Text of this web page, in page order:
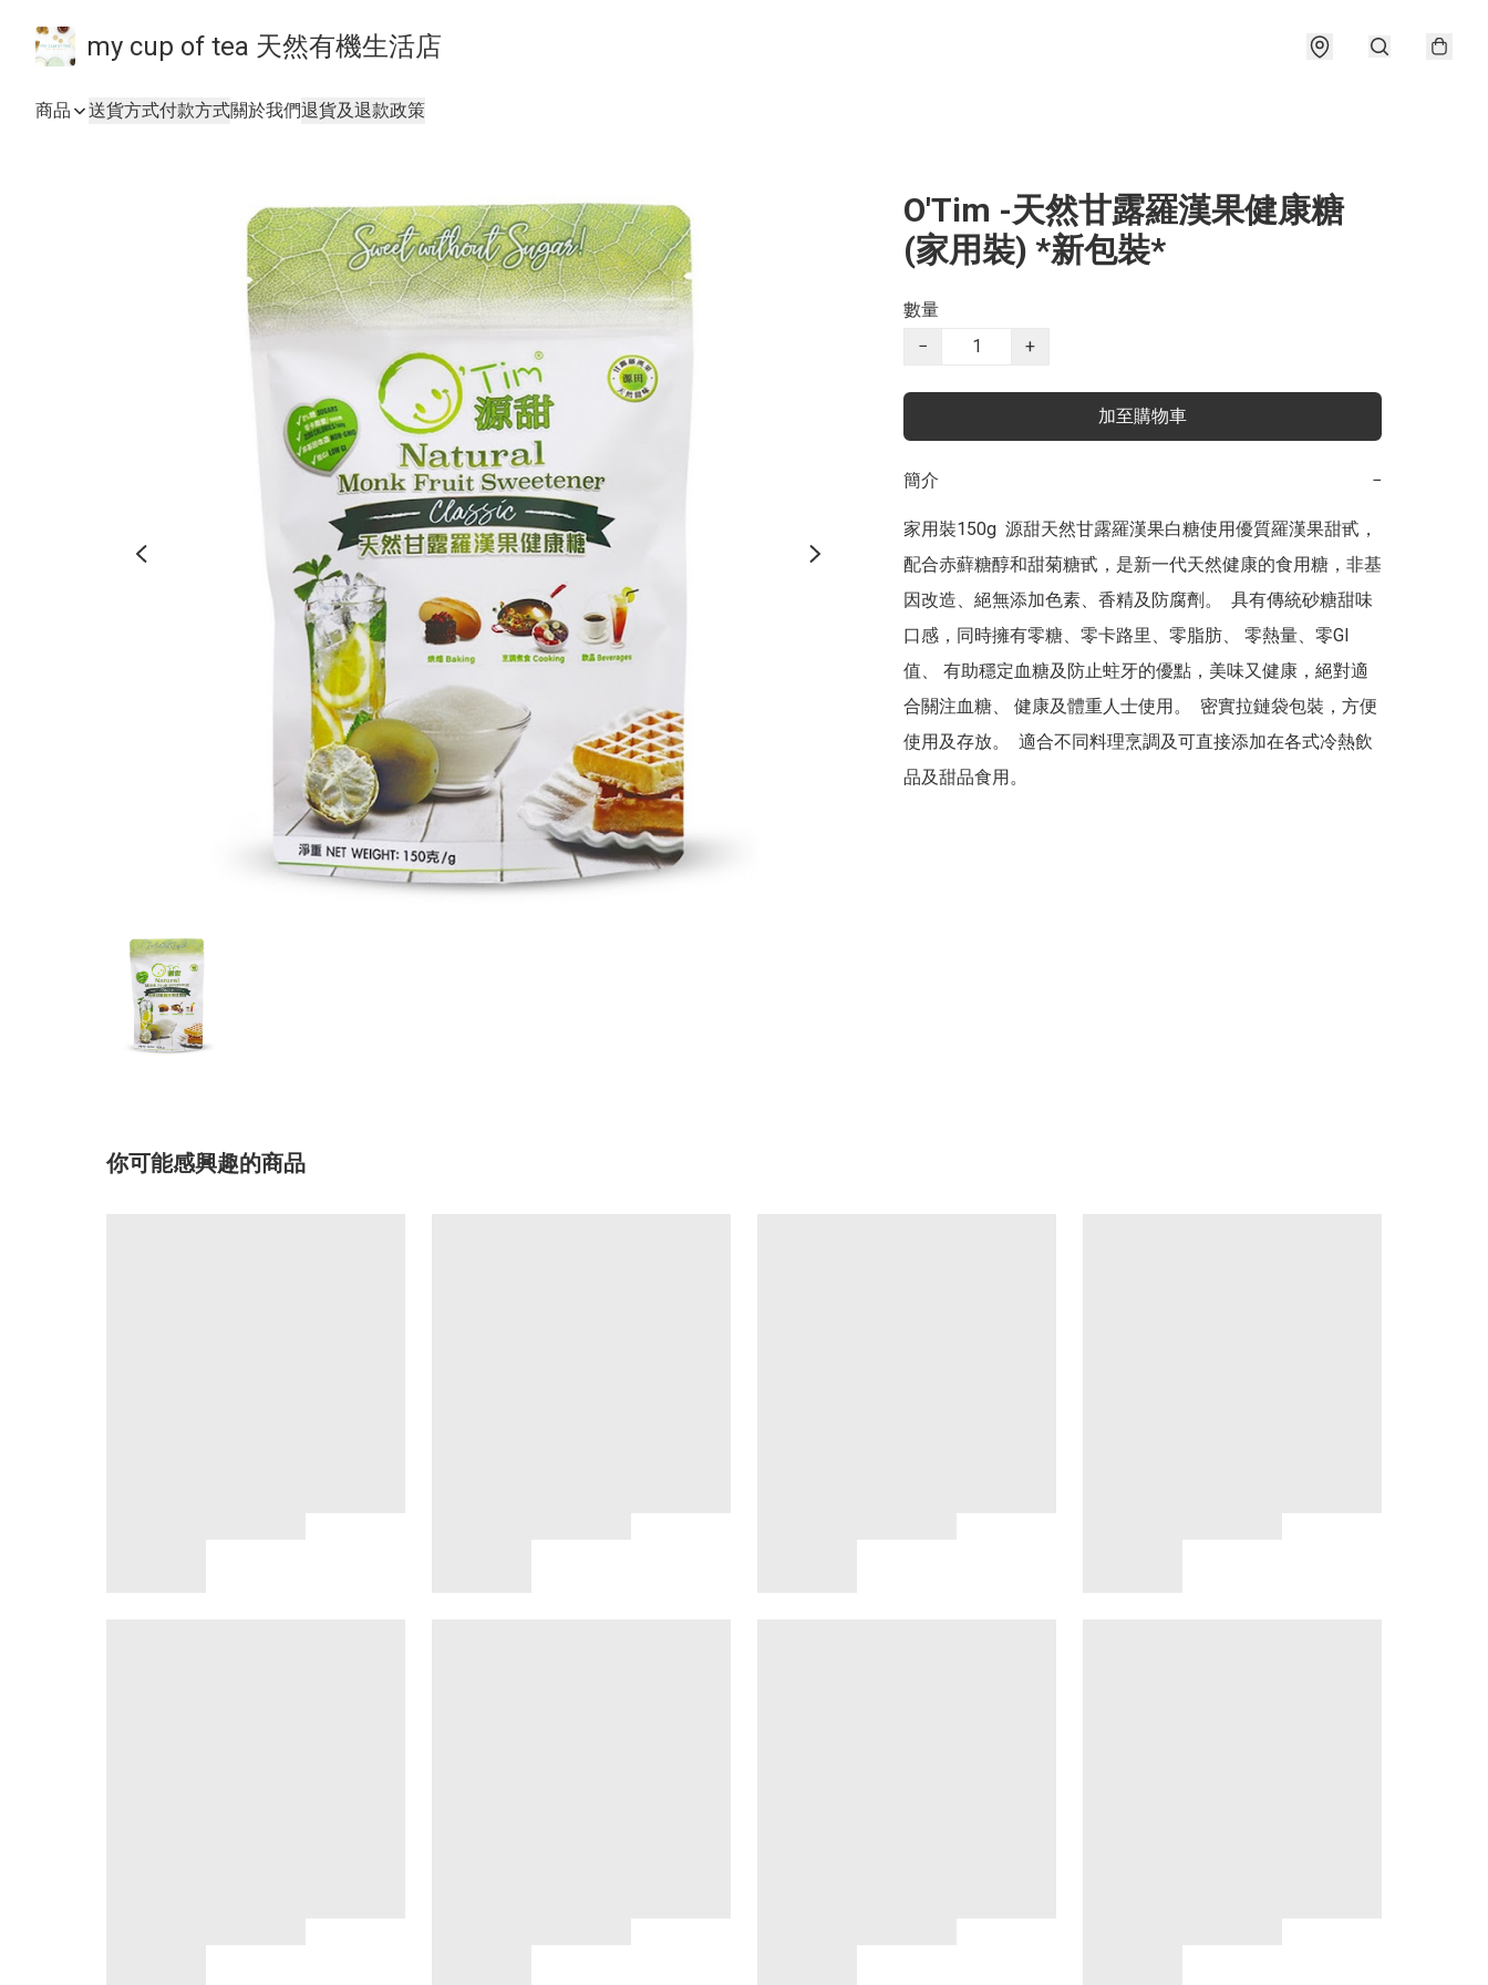
my cup of tea 天然有機生活店
商品 送貨方式付款方式關於我們退貨及退款政策
O'Tim -天然甘露羅漢果健康糖
(家用裝) *新包裝*
數量
−
+
加至購物車
簡介 −
家用裝150g  源甜天然甘露羅漢果白糖使用優質羅漢果甜甙，
配合赤蘚糖醇和甜菊糖甙，是新一代天然健康的食用糖，非基
因改造、絕無添加色素、香精及防腐劑。  具有傳統砂糖甜味
口感，同時擁有零糖、零卡路里、零脂肪、 零熱量、零GI
值、 有助穩定血糖及防止蛀牙的優點，美味又健康，絕對適
合關注血糖、 健康及體重人士使用。  密實拉鏈袋包裝，方便
使用及存放。  適合不同料理烹調及可直接添加在各式冷熱飲
品及甜品食用。
你可能感興趣的商品